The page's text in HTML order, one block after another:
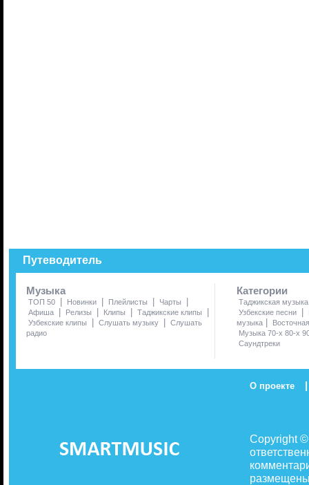
Путеводитель
Музыка
ТОП 50 | Новинки | Плейлисты | Чарты |
Афиша | Релизы | Клипы | Таджикские клипы |
Узбекские клипы | Слушать музыку | Слушать
радио
Категории
Таджикская музыка
Узбекские песни
|
музыка |
Музыка 70-х 80-х
Саундтреки
О проекте |
Copyright
размещены